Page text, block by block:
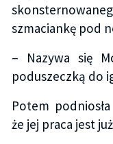
szmaciankę pod
– Nazywa się
poduszeczką do
Potem
że jej praca jest